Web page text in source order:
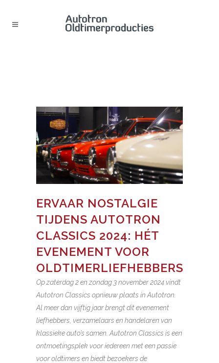
ERVAAR NOSTALGIE
TIJDENS AUTOTRON
CLASSICS 2024: HÉT
EVENEMENT VOOR
OLDTIMERLIEFHEBBERS
Op zaterdag 2 en zondag 3 november 2024 vindt
Autotron Classics opnieuw plaats in Autotron.
Al meer dan vijftig jaar brengt dit evenement
liefhebbers, verzamelaars en handelaren van
klassieke auto’s samen. Autotron Classics is een
ontmoetingsplek voor iedereen met een passie
voor oldtimers en biedt bezoekers de